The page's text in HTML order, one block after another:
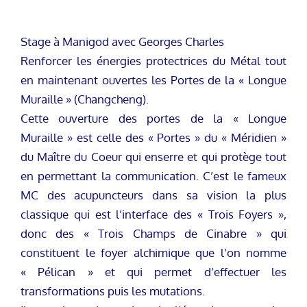
Stage à Manigod avec Georges Charles
Renforcer les énergies protectrices du Métal tout
en maintenant ouvertes les Portes de la « Longue
Muraille » (Changcheng).
Cette ouverture des portes de la « Longue
Muraille » est celle des « Portes » du « Méridien »
du Maître du Coeur qui enserre et qui protège tout
en permettant la communication. C’est le fameux
MC des acupuncteurs dans sa vision la plus
classique qui est l’interface des « Trois Foyers »,
donc des « Trois Champs de Cinabre » qui
constituent le foyer alchimique que l’on nomme
« Pélican » et qui permet d’effectuer les
transformations puis les mutations.